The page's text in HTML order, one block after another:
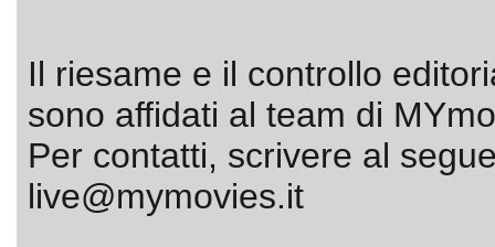
Il riesame e il controllo
sono affidati al team di
Per contatti, scrivere al
live@mymovies.it